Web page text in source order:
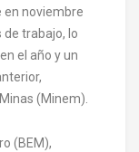
noviembre
de trabajo, lo
el año y un
(Minem).
(BEM),